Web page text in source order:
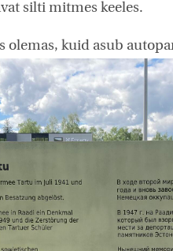
silti mitmes keeles.
olemas, kuid asub